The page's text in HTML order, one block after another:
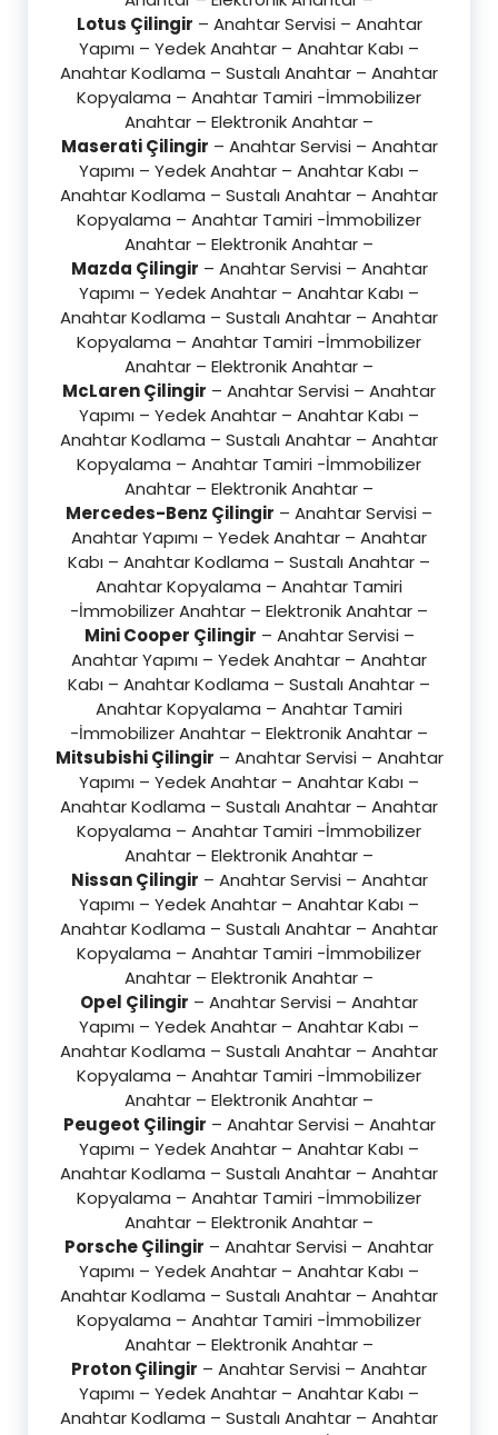
Lotus Çilingir – Anahtar Servisi – Anahtar
Yapımı – Yedek Anahtar – Anahtar Kabı –
Anahtar Kodlama – Sustalı Anahtar – Anahtar
Kopyalama – Anahtar Tamiri -İmmobilizer
Anahtar – Elektronik Anahtar –
Maserati Çilingir – Anahtar Servisi – Anahtar
Yapımı – Yedek Anahtar – Anahtar Kabı –
Anahtar Kodlama – Sustalı Anahtar – Anahtar
Kopyalama – Anahtar Tamiri -İmmobilizer
Anahtar – Elektronik Anahtar –
Mazda Çilingir – Anahtar Servisi – Anahtar
Yapımı – Yedek Anahtar – Anahtar Kabı –
Anahtar Kodlama – Sustalı Anahtar – Anahtar
Kopyalama – Anahtar Tamiri -İmmobilizer
Anahtar – Elektronik Anahtar –
McLaren Çilingir – Anahtar Servisi – Anahtar
Yapımı – Yedek Anahtar – Anahtar Kabı –
Anahtar Kodlama – Sustalı Anahtar – Anahtar
Kopyalama – Anahtar Tamiri -İmmobilizer
Anahtar – Elektronik Anahtar –
Mercedes-Benz Çilingir – Anahtar Servisi –
Anahtar Yapımı – Yedek Anahtar – Anahtar
Kabı – Anahtar Kodlama – Sustalı Anahtar –
Anahtar Kopyalama – Anahtar Tamiri
-İmmobilizer Anahtar – Elektronik Anahtar –
Mini Cooper Çilingir – Anahtar Servisi –
Anahtar Yapımı – Yedek Anahtar – Anahtar
Kabı – Anahtar Kodlama – Sustalı Anahtar –
Anahtar Kopyalama – Anahtar Tamiri
-İmmobilizer Anahtar – Elektronik Anahtar –
Mitsubishi Çilingir – Anahtar Servisi – Anahtar
Yapımı – Yedek Anahtar – Anahtar Kabı –
Anahtar Kodlama – Sustalı Anahtar – Anahtar
Kopyalama – Anahtar Tamiri -İmmobilizer
Anahtar – Elektronik Anahtar –
Nissan Çilingir – Anahtar Servisi – Anahtar
Yapımı – Yedek Anahtar – Anahtar Kabı –
Anahtar Kodlama – Sustalı Anahtar – Anahtar
Kopyalama – Anahtar Tamiri -İmmobilizer
Anahtar – Elektronik Anahtar –
Opel Çilingir – Anahtar Servisi – Anahtar
Yapımı – Yedek Anahtar – Anahtar Kabı –
Anahtar Kodlama – Sustalı Anahtar – Anahtar
Kopyalama – Anahtar Tamiri -İmmobilizer
Anahtar – Elektronik Anahtar –
Peugeot Çilingir – Anahtar Servisi – Anahtar
Yapımı – Yedek Anahtar – Anahtar Kabı –
Anahtar Kodlama – Sustalı Anahtar – Anahtar
Kopyalama – Anahtar Tamiri -İmmobilizer
Anahtar – Elektronik Anahtar –
Porsche Çilingir – Anahtar Servisi – Anahtar
Yapımı – Yedek Anahtar – Anahtar Kabı –
Anahtar Kodlama – Sustalı Anahtar – Anahtar
Kopyalama – Anahtar Tamiri -İmmobilizer
Anahtar – Elektronik Anahtar –
Proton Çilingir – Anahtar Servisi – Anahtar
Yapımı – Yedek Anahtar – Anahtar Kabı –
Anahtar Kodlama – Sustalı Anahtar – Anahtar